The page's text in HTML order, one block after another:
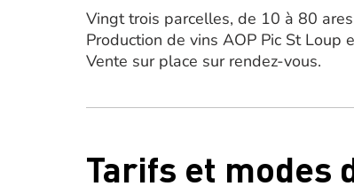
Vingt trois parcelles, de 10 à 80
Production de vins AOP Pic St Loup
Vente sur place sur rendez-vous.
Tarifs et modes